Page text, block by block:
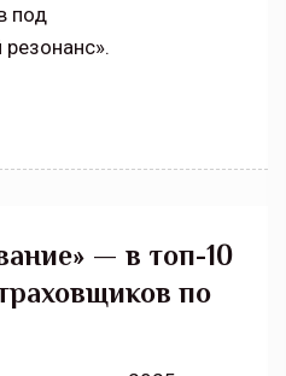
под
— в топ-10
по